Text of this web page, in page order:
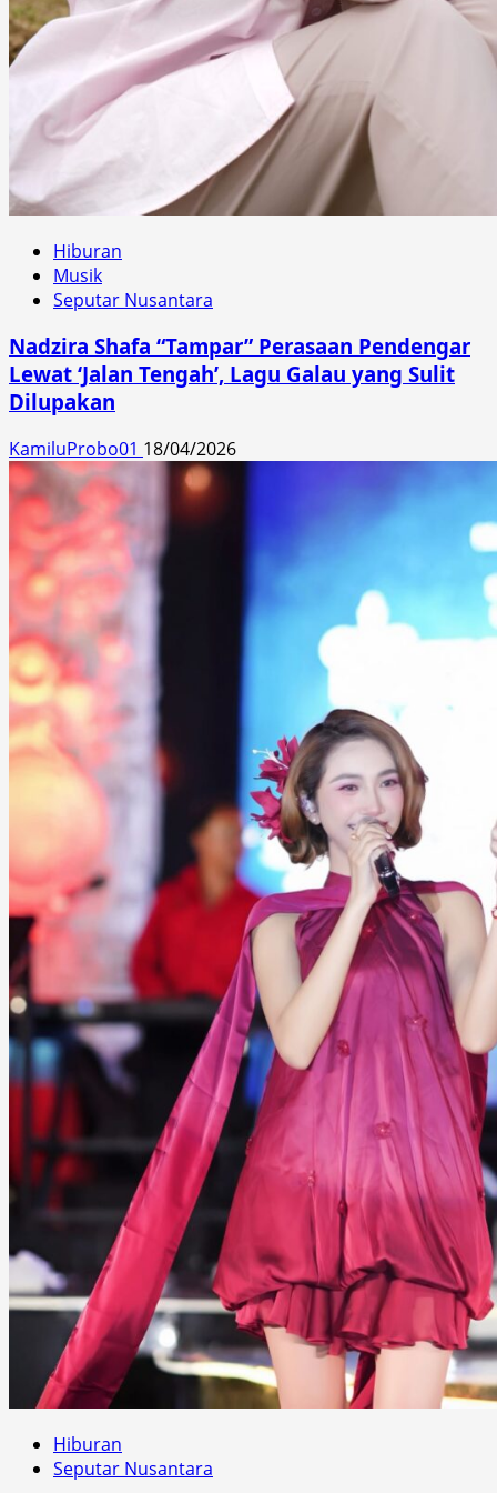
Hiburan
Musik
Seputar Nusantara
Nadzira Shafa “Tampar” Perasaan Pendengar
Lewat ‘Jalan Tengah’, Lagu Galau yang Sulit
Dilupakan
KamiluProbo01 18/04/2026
Hiburan
Seputar Nusantara